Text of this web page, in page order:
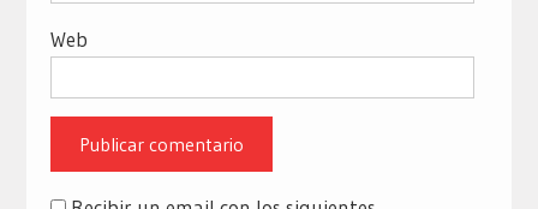
Web